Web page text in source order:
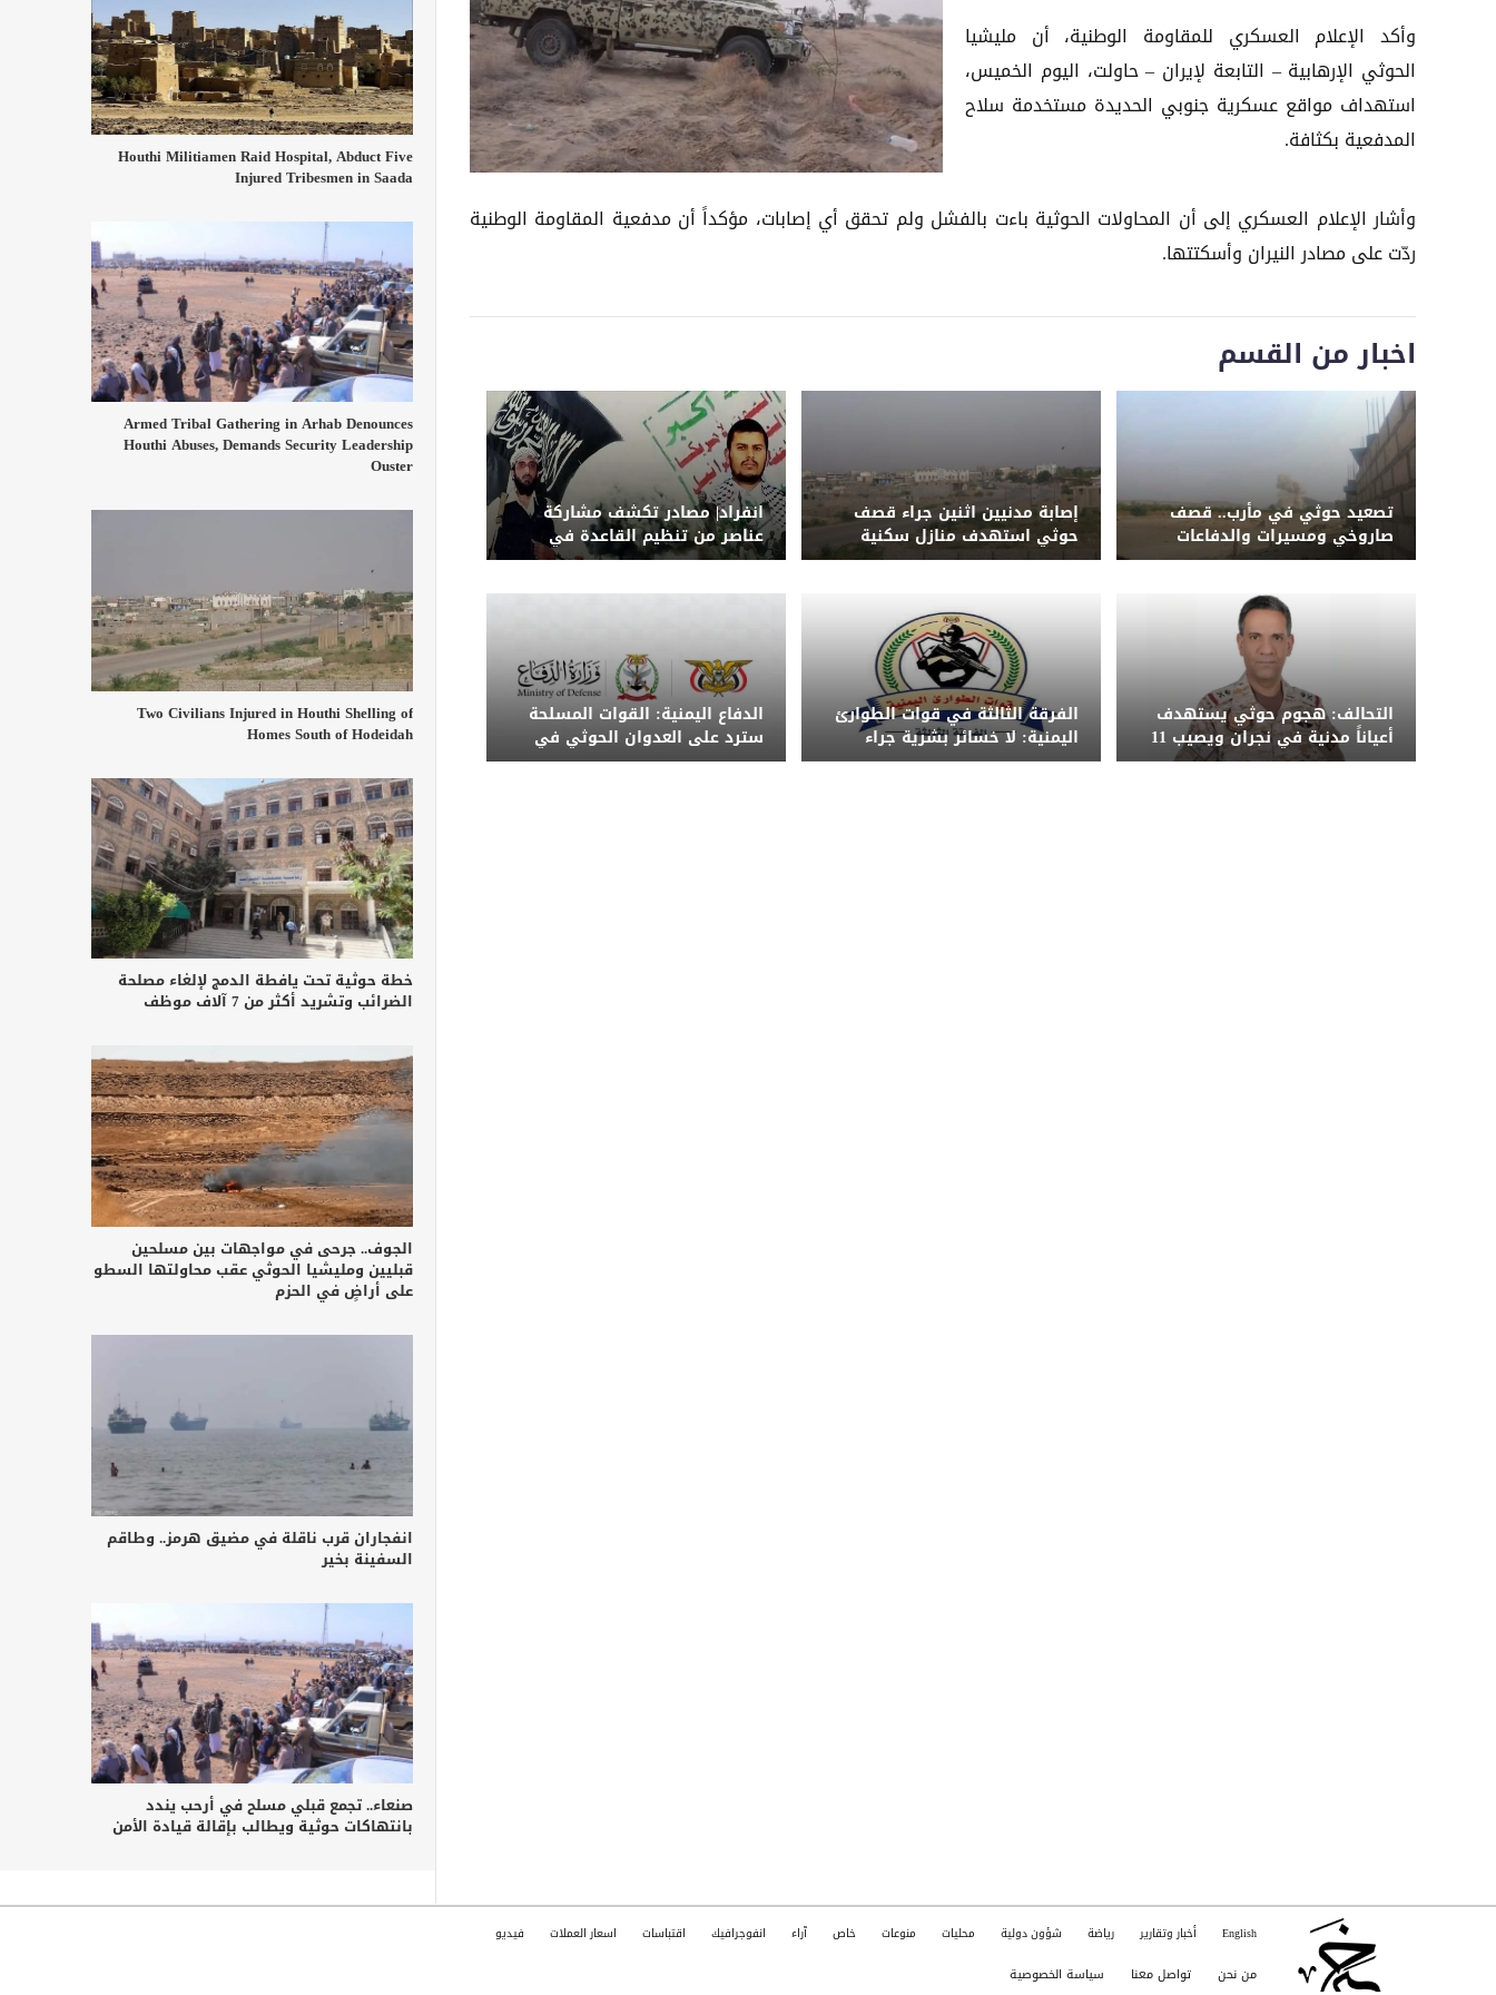
وأكد الإعلام العسكري للمقاومة الوطنية، أن مليشيا
الحوثي الإرهابية – التابعة لإيران – حاولت، اليوم الخميس،
استهداف مواقع عسكرية جنوبي الحديدة مستخدمة سلاح
المدفعية بكثافة.
وأشار الإعلام العسكري إلى أن المحاولات الحوثية باءت بالفشل ولم تحقق أي إصابات، مؤكداً أن مدفعية المقاومة الوطنية
ردّت على مصادر النيران وأسكتتها.
اخبار من القسم
تصعيد حوثي في مأرب.. قصف
صاروخي ومسيرات والدفاعات
الجوية تعترض عدداً منها
إصابة مدنيين اثنين جراء قصف
حوثي استهدف منازل سكنية
جنوب الحديدة
انفراد| مصادر تكشف مشاركة
عناصر من تنظيم القاعدة في
الهجوم الحوثي على معسكر
التحالف: هجوم حوثي يستهدف
أعياناً مدنية في نجران ويصيب 11
مدنياً بينهم امرأة وطفل
الفرقة الثالثة في قوات الطوارئ
اليمنية: لا خسائر بشرية جراء
الضربة ونحذر من تداول الشائعات
الدفاع اليمنية: القوات المسلحة
سترد على العدوان الحوثي في
الزمان والمكان المناسبين
Houthi Militiamen Raid Hospital, Abduct Five
Injured Tribesmen in Saada
Armed Tribal Gathering in Arhab Denounces
Houthi Abuses, Demands Security Leadership
Ouster
Two Civilians Injured in Houthi Shelling of
Homes South of Hodeidah
خطة حوثية تحت يافطة الدمج لإلغاء مصلحة
الضرائب وتشريد أكثر من 7 آلاف موظف
الجوف.. جرحى في مواجهات بين مسلحين
قبليين ومليشيا الحوثي عقب محاولتها السطو
على أراضٍ في الحزم
انفجاران قرب ناقلة في مضيق هرمز.. وطاقم
السفينة بخير
صنعاء.. تجمع قبلي مسلح في أرحب يندد
بانتهاكات حوثية ويطالب بإقالة قيادة الأمن
English أخبار وتقارير رياضة شؤون دولية محليات منوعات خاص آراء انفوجرافيك اقتباسات اسعار العملات فيديو
من نحن تواصل معنا سياسة الخصوصية